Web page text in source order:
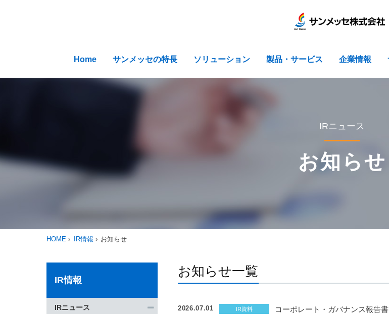
Home サンメッセの特長 ソリューション 製品・サービス 企業情報
IRニュース
お知らせ
HOME IR情報 お知らせ
お知らせ一覧
2026.07.01 IR資料 コーポレート・ガバナンス報告
IR情報
IRニュース